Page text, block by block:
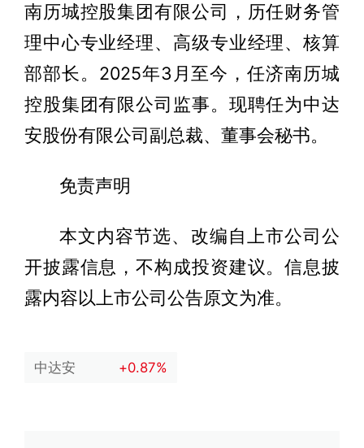
南历城控股集团有限公司，历任财务管
理中心专业经理、高级专业经理、核算
部部长。2025年3月至今，任济南历城
控股集团有限公司监事。现聘任为中达
安股份有限公司副总裁、董事会秘书。
免责声明
本文内容节选、改编自上市公司公
开披露信息，不构成投资建议。信息披
露内容以上市公司公告原文为准。
中达安 +0.87%